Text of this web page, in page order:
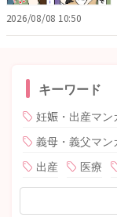
2026/08/08 10:50
キーワード
妊娠・出産マン
義母・義父マン
出産
医療